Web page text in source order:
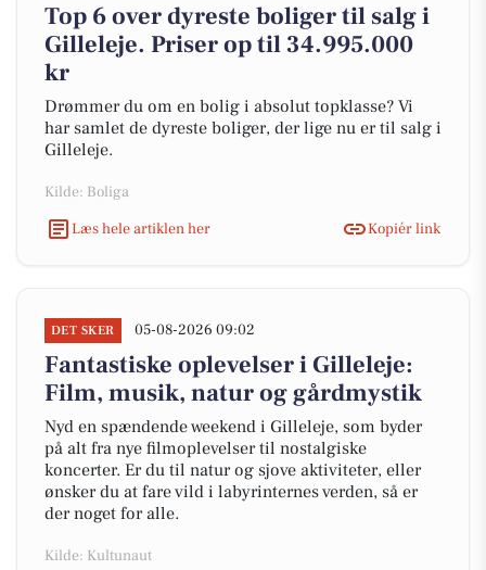
Top 6 over dyreste boliger til salg i
Gilleleje. Priser op til 34.995.000
kr
Drømmer du om en bolig i absolut topklasse? Vi
har samlet de dyreste boliger, der lige nu er til salg i
Gilleleje.
Kilde: Boliga
Læs hele artiklen her
Kopiér link
DET SKER 05-08-2026 09:02
Fantastiske oplevelser i Gilleleje:
Film, musik, natur og gårdmystik
Nyd en spændende weekend i Gilleleje, som byder
på alt fra nye filmoplevelser til nostalgiske
koncerter. Er du til natur og sjove aktiviteter, eller
ønsker du at fare vild i labyrinternes verden, så er
der noget for alle.
Kilde: Kultunaut